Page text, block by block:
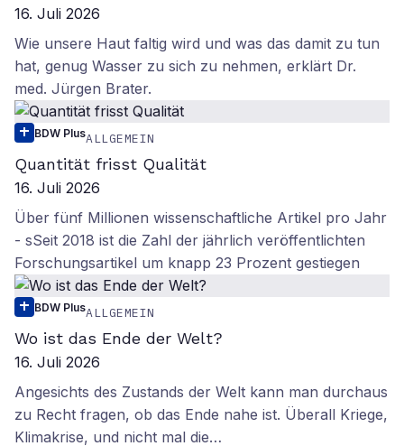
16. Juli 2026
Wie unsere Haut faltig wird und was das damit zu tun
hat, genug Wasser zu sich zu nehmen, erklärt Dr.
med. Jürgen Brater.
BDW PlusALLGEMEIN
Quantität frisst Qualität
16. Juli 2026
Über fünf Millionen wissenschaftliche Artikel pro Jahr
- sSeit 2018 ist die Zahl der jährlich veröffentlichten
Forschungsartikel um knapp 23 Prozent gestiegen
BDW PlusALLGEMEIN
Wo ist das Ende der Welt?
16. Juli 2026
Angesichts des Zustands der Welt kann man durchaus
zu Recht fragen, ob das Ende nahe ist. Überall Kriege,
Klimakrise, und nicht mal die…